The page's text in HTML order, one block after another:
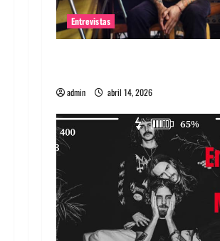
Entrevistas
admin abril 14, 2026